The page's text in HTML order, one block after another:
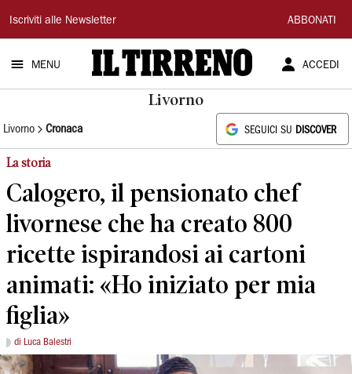
Il
Tirreno
Iscriviti alle Newsletter ABBONATI
MENU ACCEDI
Livorno
Livorno Cronaca SEGUICI SU DISCOVER
La storia
Calogero, il pensionato chef
livornese che ha creato 800
ricette ispirandosi ai cartoni
animati: «Ho iniziato per mia
figlia»
di Luca Balestri